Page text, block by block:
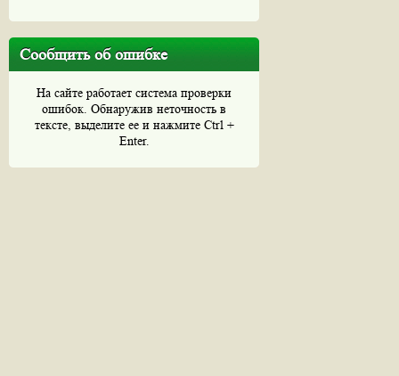
Сообщить об ошибке
На сайте работает система проверки
ошибок. Обнаружив неточность в
тексте, выделите ее и нажмите Ctrl +
Enter.